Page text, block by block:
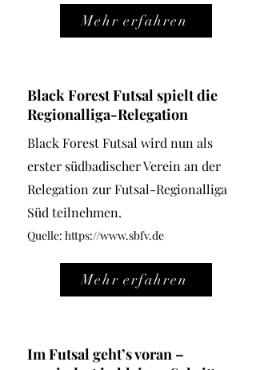
Mehr erfahren
Black Forest Futsal spielt die
Regionalliga-Relegation
Black Forest Futsal wird nun als
erster südbadischer Verein an der
Relegation zur Futsal-Regionalliga
Süd teilnehmen.
Quelle: https://www.sbfv.de
Mehr erfahren
Im Futsal geht’s voran –